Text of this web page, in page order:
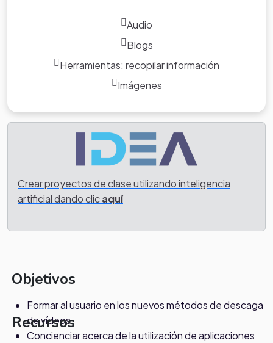
Audio
Blogs
Herramientas: recopilar información
Imágenes
Crear proyectos de clase utilizando inteligencia
artificial dando clicaquí
Objetivos
Formar al usuario en los nuevos métodos de descaga
de vídeos
Concienciar acerca de la utilización de aplicaciones
Recursos